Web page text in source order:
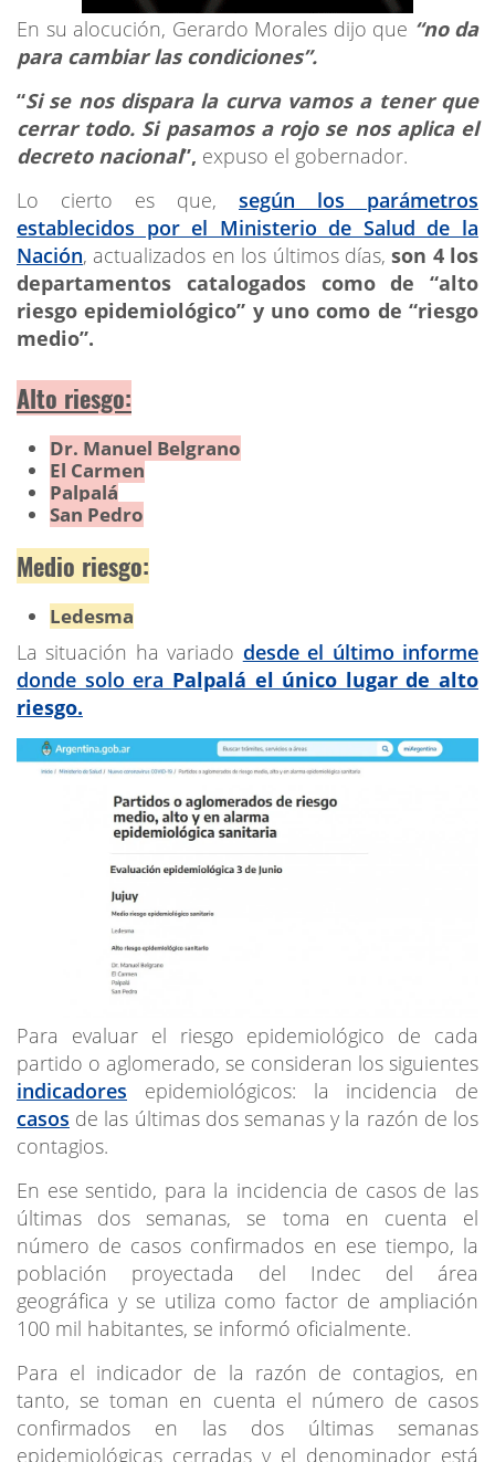
En su alocución, Gerardo Morales dijo que “no da
para cambiar las condiciones”.
“Si se nos dispara la curva vamos a tener que
cerrar todo. Si pasamos a rojo se nos aplica el
decreto nacional”, expuso el gobernador.
Lo cierto es que, según los parámetros
establecidos por el Ministerio de Salud de la
Nación, actualizados en los últimos días,son 4 los
departamentos catalogados como de “alto
riesgo epidemiológico” y uno como de “riesgo
medio”.
Alto riesgo:
Dr. Manuel Belgrano
El Carmen
Palpalá
San Pedro
Medio riesgo:
Ledesma
La situación ha variado desde el último informe
donde solo era Palpalá el único lugar de alto
riesgo.
Para evaluar el riesgo epidemiológico de cada
partido o aglomerado, se consideran los siguientes
indicadores epidemiológicos: la incidencia de
casos de las últimas dos semanas y la razón de los
contagios.
En ese sentido, para la incidencia de casos de las
últimas dos semanas, se toma en cuenta el
número de casos confirmados en ese tiempo, la
población proyectada del Indec del área
geográfica y se utiliza como factor de ampliación
100 mil habitantes, se informó oficialmente.
Para el indicador de la razón de contagios, en
tanto, se toman en cuenta el número de casos
confirmados en las dos últimas semanas
epidemiológicas cerradas y el denominador está